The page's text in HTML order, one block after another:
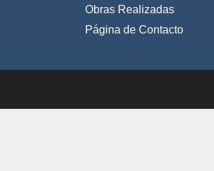
Obras Realizadas
Página de Contacto